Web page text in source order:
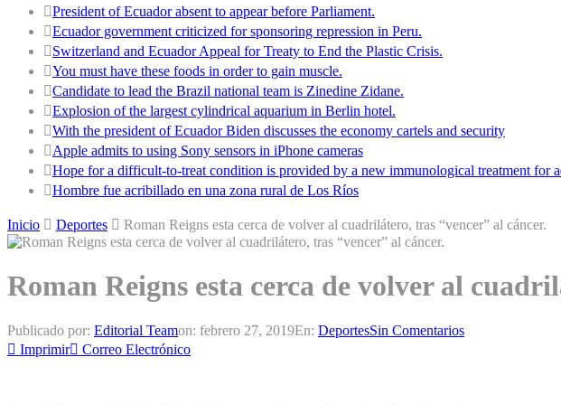
President of Ecuador absent to appear before Parliament.
Ecuador government criticized for sponsoring repression in Peru.
Switzerland and Ecuador Appeal for Treaty to End the Plastic Crisis.
You must have these foods in order to gain muscle.
Candidate to lead the Brazil national team is Zinedine Zidane.
Explosion of the largest cylindrical aquarium in Berlin hotel.
With the president of Ecuador Biden discusses the economy cartels and security
Apple admits to using Sony sensors in iPhone cameras
Hope for a difficult-to-treat condition is provided by a new immunological treatment for
Hombre fue acribillado en una zona rural de Los Ríos
Inicio Deportes Roman Reigns esta cerca de volver al cuadrilátero, tras “vencer” al cáncer.
Roman Reigns esta cerca de volver al
Publicado por: Editorial Teamon: febrero 27, 2019En: DeportesSin Comentarios
Imprimir
Correo Electrónico